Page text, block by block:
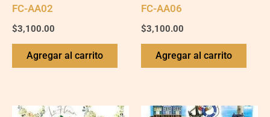
FC-AA02
$3,100.00
Agregar al carrito
FC-AA06
$3,100.00
Agregar al carrito
FC-
FC-